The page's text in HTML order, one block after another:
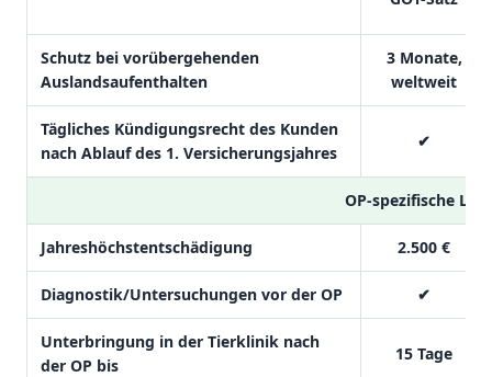
Schutz bei vorübergehenden
Auslandsaufenthalten
3 Monate,
weltweit
Tägliches Kündigungsrecht des Kunden
nach Ablauf des 1. Versicherungsjahres
✔
OP-spezifische
Jahreshöchstentschädigung 2.500 €
Diagnostik/Untersuchungen vor der OP ✔
Unterbringung in der Tierklinik nach
der OP bis
15 Tage